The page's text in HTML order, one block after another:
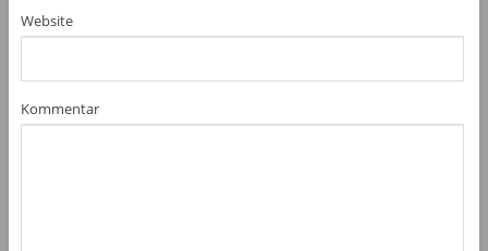
Website
Kommentar